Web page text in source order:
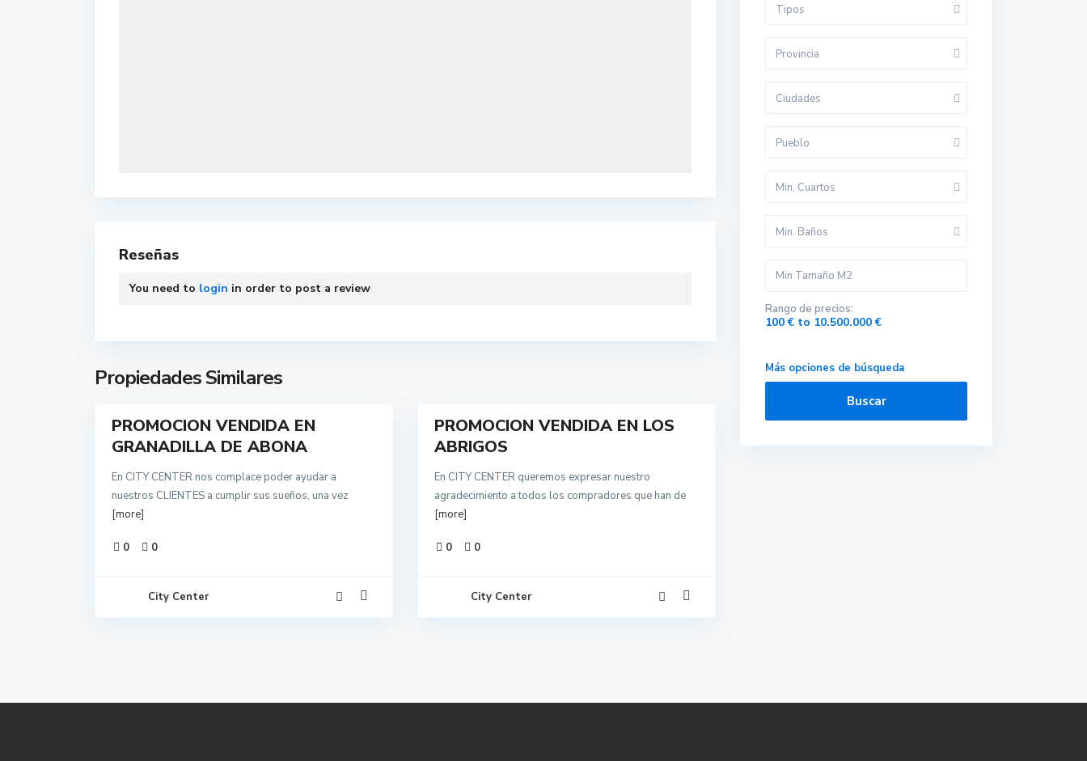
Reseñas
You need to login in order to post a review
Propiedades Similares
1
PROMOCION VENDIDA EN
GRANADILLA DE ABONA
En CITY CENTER nos complace poder ayudar a
nuestros CLIENTES a cumplir sus sueños, una vez
[more]
0 0
City Center
PROMOCION VENDIDA EN LOS
ABRIGOS
En CITY CENTER queremos expresar nuestro
agradecimiento a todos los compradores que han de
[more]
0 0
City Center
Tipos
Provincia
Ciudades
Pueblo
Min. Cuartos
Min. Baños
Rango de precios:
100 € to 10.500.000 €
Más opciones de búsqueda
Buscar